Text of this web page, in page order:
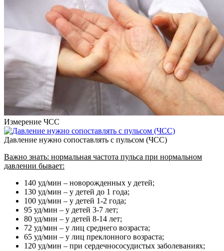
Измерение ЧСС
Давление нужно сопоставлять с пульсом (ЧСС)
Важно знать: нормальная частота пульса при нормальном
давлении бывает:
140 уд/мин – новорожденных у детей;
130 уд/мин – у детей до 1 года;
100 уд/мин – у детей 1-2 года;
95 уд/мин – у детей 3-7 лет;
80 уд/мин – у детей 8-14 лет;
72 уд/мин – у лиц среднего возраста;
65 уд/мин – у лиц преклонного возраста;
120 уд/мин – при сердечнососудистых заболеваниях;